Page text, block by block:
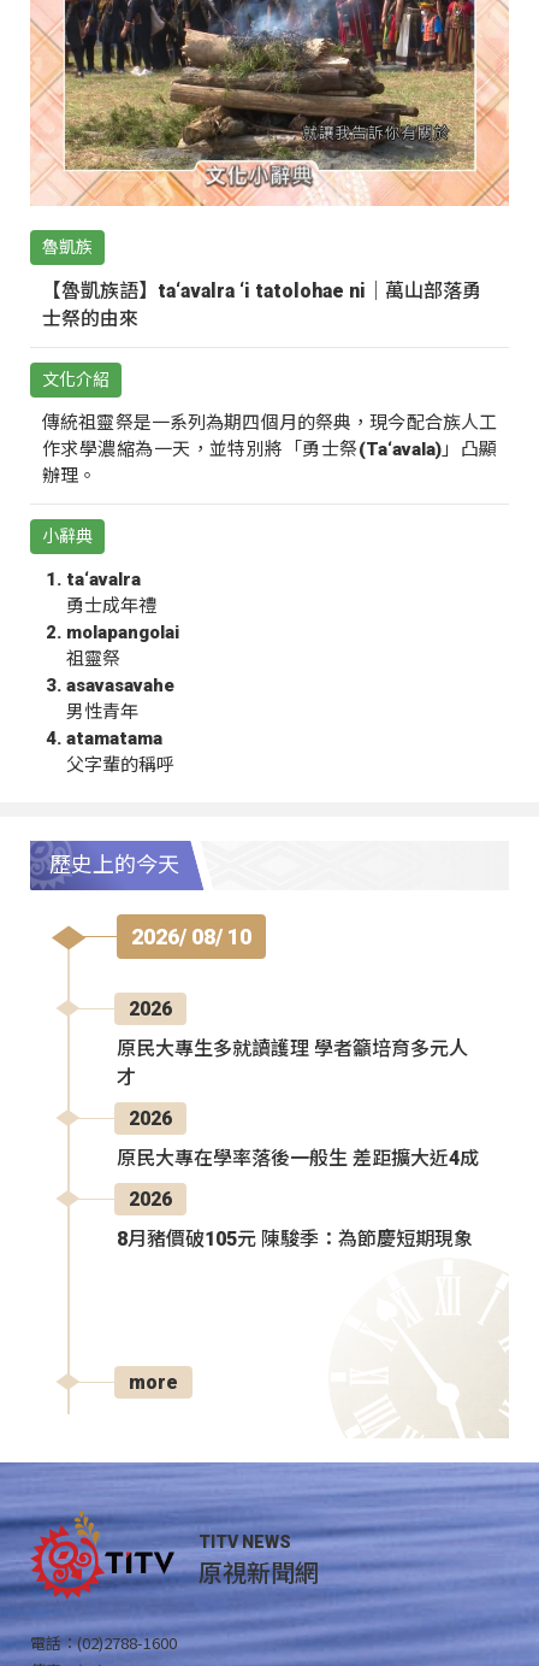
魯凱族
【魯凱族語】ta‘avalra ‘i tatolohae ni｜萬山部落勇
士祭的由來
文化介紹
傳統祖靈祭是一系列為期四個月的祭典，現今配合族人工
作求學濃縮為一天，並特別將「勇士祭(Ta‘avala)」凸顯
辦理。
小辭典
ta‘avalra
勇士成年禮
molapangolai
祖靈祭
asavasavahe
男性青年
atamatama
父字輩的稱呼
歷史上的今天
2026/ 08/ 10
2026
原民大專生多就讀護理 學者籲培育多元人
才
2026
原民大專在學率落後一般生 差距擴大近4成
2026
8月豬價破105元 陳駿季：為節慶短期現象
more
TITV NEWS
原視新聞網
電話：(02)2788-1600